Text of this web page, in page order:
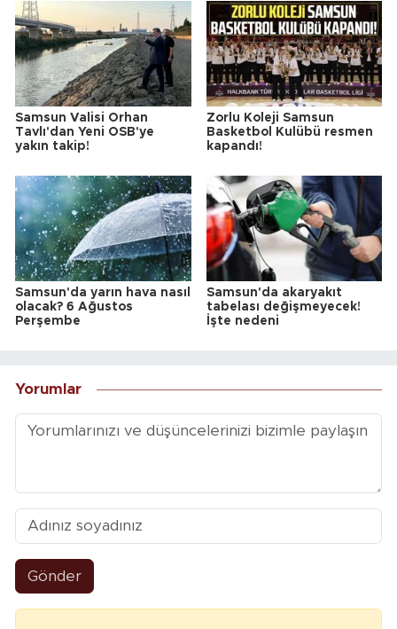
Samsun Valisi Orhan
Tavlı'dan Yeni OSB'ye
yakın takip!
Zorlu Koleji Samsun
Basketbol Kulübü resmen
kapandı!
Samsun'da yarın hava nasıl
olacak? 6 Ağustos
Perşembe
Samsun'da akaryakıt
tabelası değişmeyecek!
İşte nedeni
Yorumlar
Gönder